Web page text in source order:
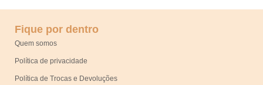
Fique por dentro
Quem somos
Política de privacidade
Política de Trocas e Devoluções